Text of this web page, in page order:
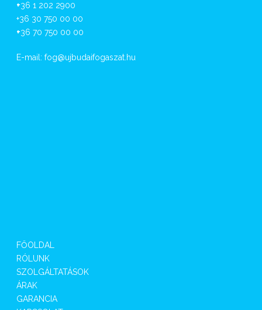
+36 1 202 2900
+36 30 750 00 00
+36 70 750 00 00
E-mail:fog@ujbudaifogaszat.hu
FŐOLDAL
RÓLUNK
SZOLGÁLTATÁSOK
ÁRAK
GARANCIA